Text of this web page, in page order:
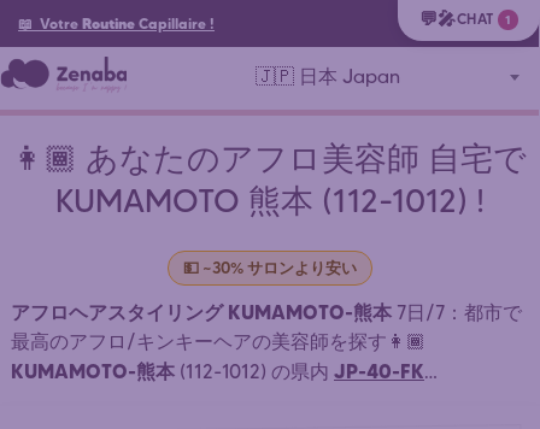
📖 Votre Routine Capillaire !
🇯🇵 日本 Japan
👩🏾 あなたのアフロ美容師 自宅で
KUMAMOTO 熊本 (112-1012) !
💵 ~30% サロンより安い
アフロヘアスタイリング KUMAMOTO-熊本 7日/7：都市で
最高のアフロ/キンキーヘアの美容師を探す👩🏾
KUMAMOTO-熊本 (112-1012) の県内 JP-40-FK
💬🎤CHAT 1